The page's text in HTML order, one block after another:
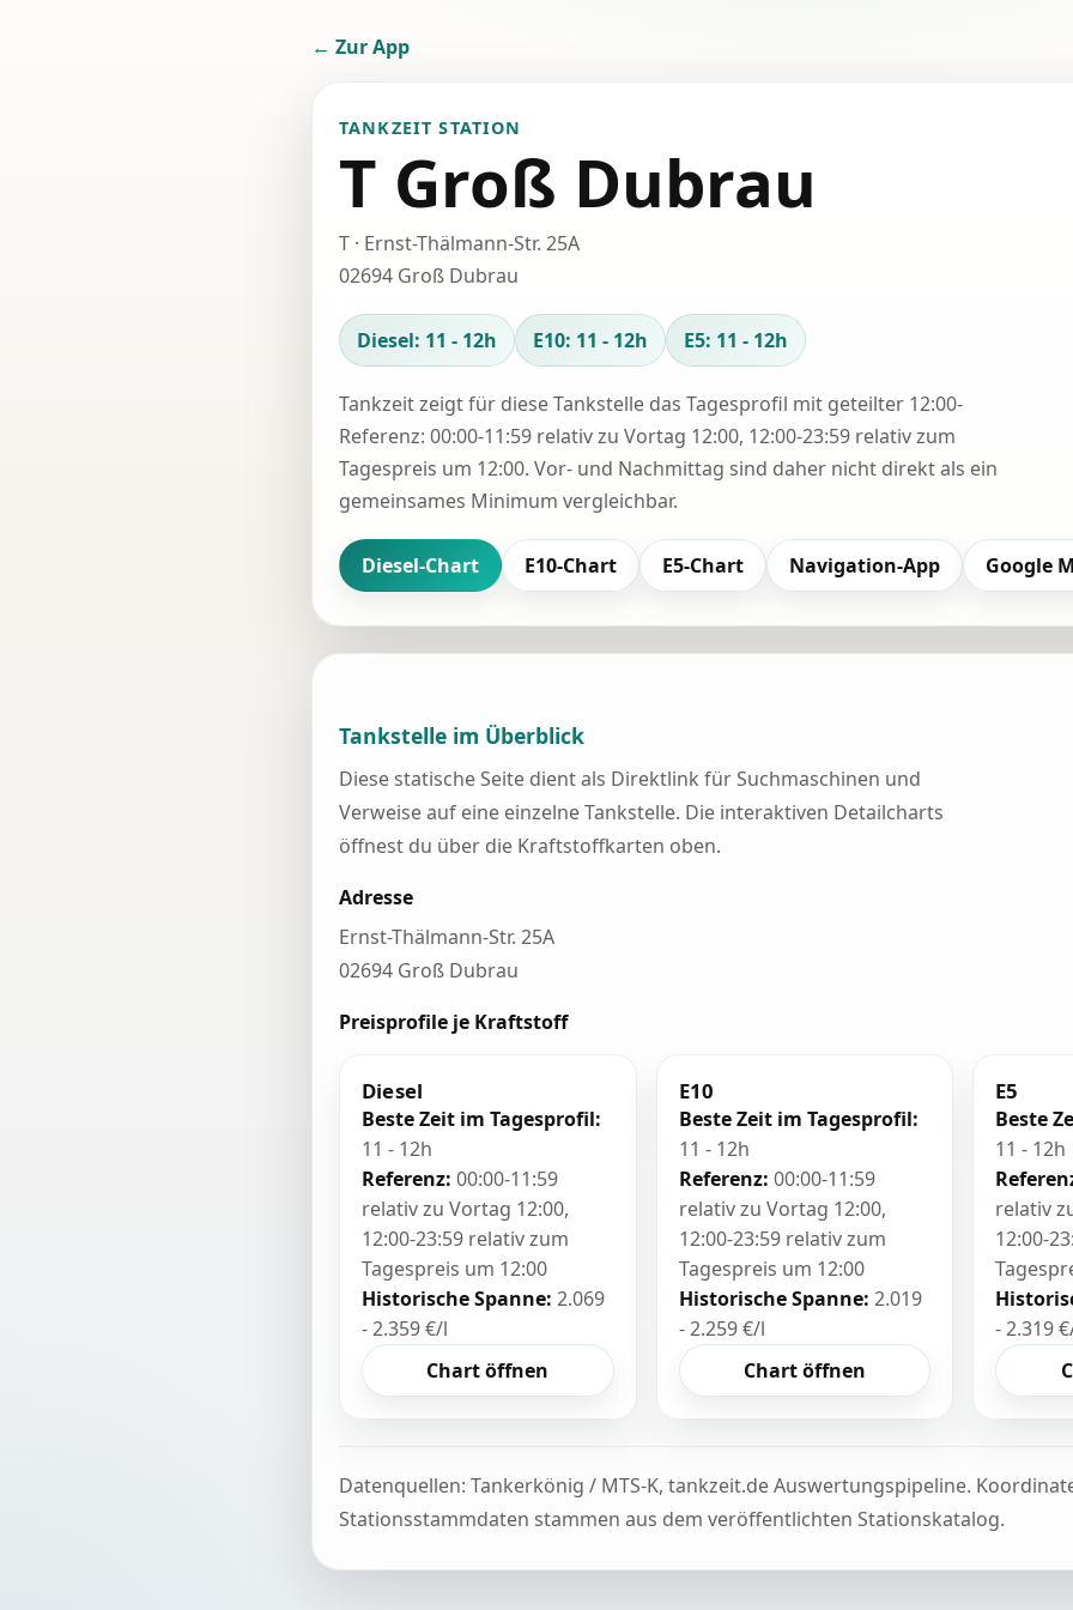
← Zur App
TANKZEIT STATION
T Groß Dubrau
T · Ernst-Thälmann-Str. 25A
02694 Groß Dubrau
Diesel: 11 - 12h E10: 11 - 12h E5: 11 - 12h
Tankzeit zeigt für diese Tankstelle das Tagesprofil mit geteilter 12:00-
Referenz: 00:00-11:59 relativ zu Vortag 12:00, 12:00-23:59 relativ zum
Tagespreis um 12:00. Vor- und Nachmittag sind daher nicht direkt als ein
gemeinsames Minimum vergleichbar.
Diesel-Chart E10-Chart E5-Chart Navigation-App Google
Tankstelle im Überblick
Diese statische Seite dient als Direktlink für Suchmaschinen und
Verweise auf eine einzelne Tankstelle. Die interaktiven Detailcharts
öffnest du über die Kraftstoffkarten oben.
Adresse
Ernst-Thälmann-Str. 25A
02694 Groß Dubrau
Preisprofile je Kraftstoff
Diesel
Beste Zeit im Tagesprofil:
11 - 12h
Referenz: 00:00-11:59
relativ zu Vortag 12:00,
12:00-23:59 relativ zum
Tagespreis um 12:00
Historische Spanne: 2.069
- 2.359 €/l
Chart öffnen
E10
Beste Zeit im Tagesprofil:
11 - 12h
Referenz: 00:00-11:59
relativ zu Vortag 12:00,
12:00-23:59 relativ zum
Tagespreis um 12:00
Historische Spanne: 2.019
- 2.259 €/l
Chart öffnen
E5
Beste
11 - 12h
relativ
12:00-
- 2.319
Datenquellen: Tankerkönig / MTS-K, tankzeit.de Auswertungspipeline.
Stationsstammdaten stammen aus dem veröffentlichten Stationskatalog.